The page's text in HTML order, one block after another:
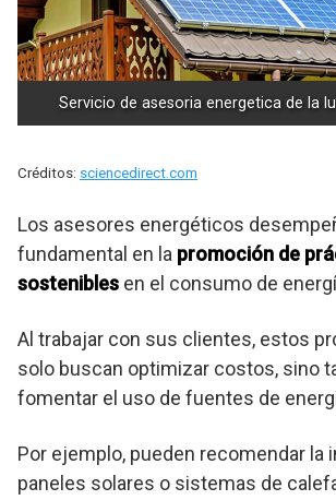
Servicio de asesoria energetica de la
Créditos: sciencedirect.com
Los asesores energéticos
fundamental en la promoción de
sostenibles en el consumo de
Al trabajar con sus clientes, estos
solo buscan optimizar costos, sino
fomentar el uso de fuentes de
Por ejemplo, pueden recomendar la
paneles solares o sistemas de